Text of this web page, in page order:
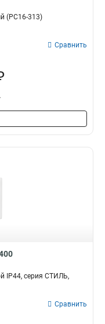
(РС16-313)
Сравнить
IP44, серия СТИЛЬ,
Сравнить